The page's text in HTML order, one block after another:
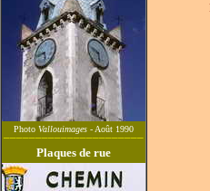
Photo Vallouimages - Août 1990
______________________
Plaques de rue